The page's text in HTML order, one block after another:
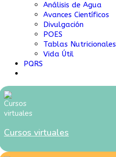
Análisis de Agua
Avances Científicos
Divulgación
POES
Tablas Nutricionales
Vida Útil
PQRS
Cursos virtuales